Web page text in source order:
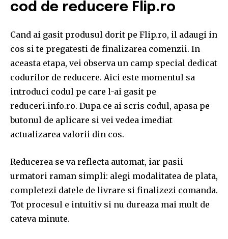
cod de reducere Flip.ro
Cand ai gasit produsul dorit pe Flip.ro, il adaugi in
cos si te pregatesti de finalizarea comenzii. In
aceasta etapa, vei observa un camp special dedicat
codurilor de reducere. Aici este momentul sa
introduci codul pe care l-ai gasit pe
reduceri.info.ro. Dupa ce ai scris codul, apasa pe
butonul de aplicare si vei vedea imediat
actualizarea valorii din cos.
Reducerea se va reflecta automat, iar pasii
urmatori raman simpli: alegi modalitatea de plata,
completezi datele de livrare si finalizezi comanda.
Tot procesul e intuitiv si nu dureaza mai mult de
cateva minute.